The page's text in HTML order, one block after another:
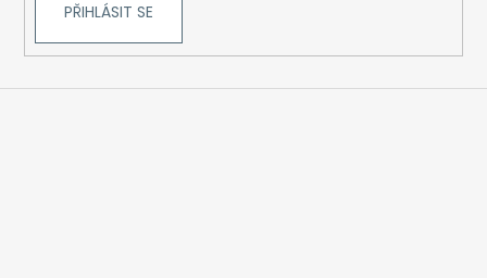
PŘIHLÁSIT SE